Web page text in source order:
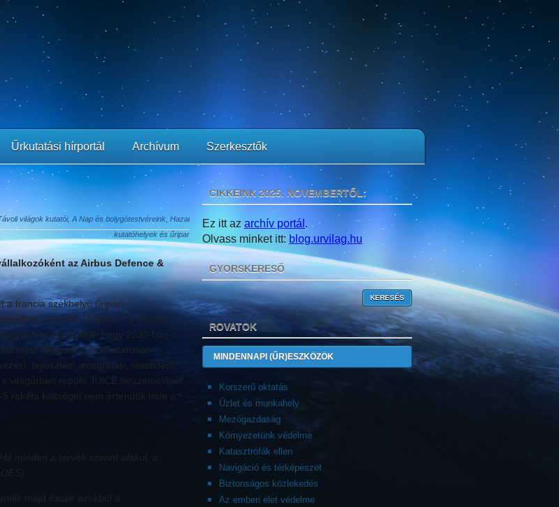
Űrkutatási hírportál Archívum Szerkesztők
világok kutatói, A Nap és bolygótestvéreink, Hazai
kutatóhelyek és űripar
az Airbus Defence &
a francia székhelyű űripari
A JUICE (JUpiter ICy moons
bolygója felé, hogy 2030-ban
most elfogadott és hamarosan
fejlesztési, integrálási, tesztelési
világűrben repülő JUICE beüzemelését
rakéta költségei nem értendők bele a
minden a tervek szerint alakul, a
majd össze azokból a
CIKKEINK 2025. NOVEMBERTŐL:
Ez itt az archív portál .
Olvass minket itt: blog.urvilag.hu
GYORSKERESŐ
ROVATOK
MINDENNAPI (ŰR)ESZKÖZÖK
Korszerű oktatás
Üzlet és munkahely
Mezőgazdaság
Környezetünk védelme
Katasztrófák ellen
Navigáció és térképészet
Biztonságos közlekedés
Az emberi élet védelme